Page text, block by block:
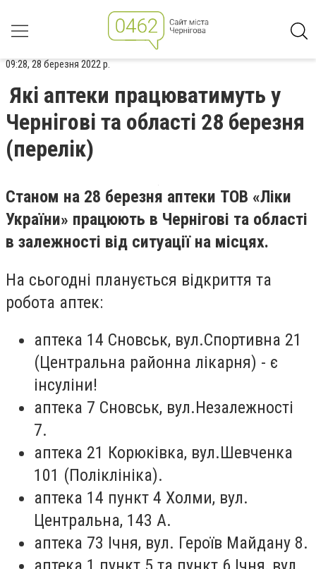
09:28, 28 березня 2022 р.
Які аптеки працюватимуть у
Чернігові та області 28 березня
(перелік)
Станом на 28 березня аптеки ТОВ «Ліки
України» працюють в Чернігові та області
в залежності від ситуації на місцях.
На сьогодні планується відкриття та
робота аптек:
аптека 14 Сновськ, вул.Спортивна 21
(Центральна районна лікарня) - є
інсуліни!
аптека 7 Сновськ, вул.Незалежності
7.
аптека 21 Корюківка, вул.Шевченка
101 (Поліклініка).
аптека 14 пункт 4 Холми, вул.
Центральна, 143 А.
аптека 73 Ічня, вул. Героїв Майдану 8.